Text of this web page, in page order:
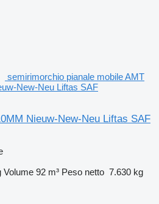
semirimorchio pianale mobile AMT
New-Neu Liftas SAF
Nieuw-New-Neu Liftas SAF
Volume 92 m³ Peso netto 7.630 kg